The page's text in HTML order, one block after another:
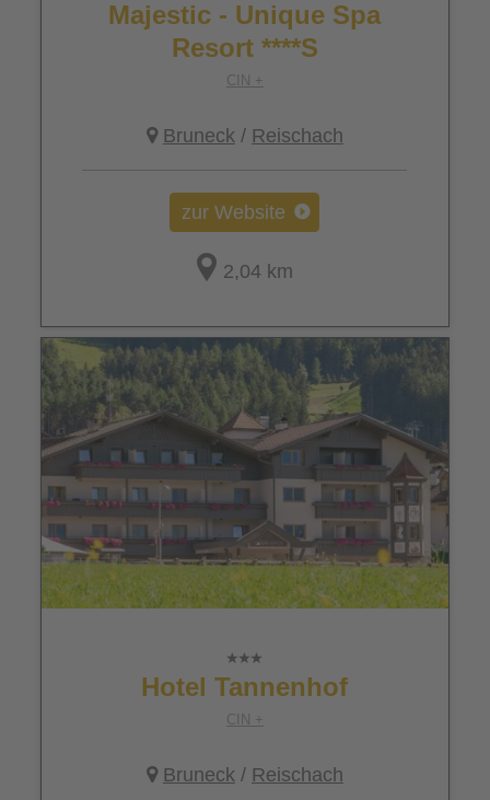
Majestic - Unique Spa
Resort ****S
CIN +
Bruneck/ Reischach
zur Website
2,04 km
Hotel Tannenhof
CIN +
Bruneck/ Reischach